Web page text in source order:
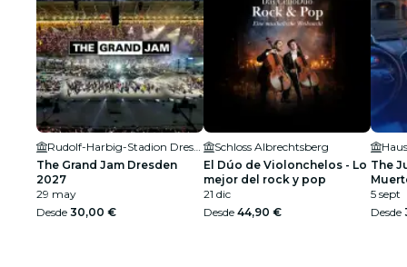
The Grand Jam Dresden
2027
29 may
Desde 30,00 €
Schloss Albrechtsberg
El Dúo de Violonchelos - Lo
mejor del rock y pop
21 dic
Desde 44,90 €
The
5 sept
Desde